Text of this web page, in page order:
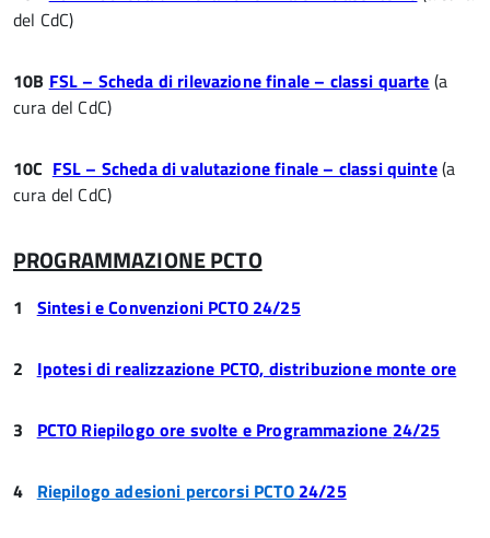
del CdC)
10B FSL – Scheda di rilevazione finale – classi quarte (a
cura del CdC)
10C FSL – Scheda di valutazione finale – classi quinte(a
cura del CdC)
PROGRAMMAZIONE PCTO
1 Sintesi e Convenzioni PCTO 24/25
2 Ipotesi di realizzazione PCTO, distribuzione monte ore
3 PCTO Riepilogo ore svolte e Programmazione 24/25
4 Riepilogo adesioni percorsi PCTO 24/25